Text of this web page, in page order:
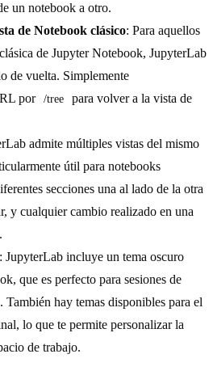
un notebook a otro.
de Notebook clásico: Para aquellos
de Jupyter Notebook, JupyterLab
de vuelta. Simplemente
por /tree
para volver a la vista de
admite múltiples vistas del mismo
útil para notebooks
secciones una al lado de la otra
y cualquier cambio realizado en una
: JupyterLab incluye un tema oscuro
que es perfecto para sesiones de
También hay temas disponibles para el
lo que te permite personalizar la
de trabajo.